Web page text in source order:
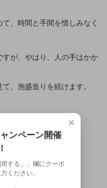
、時間と手間を惜しみなく
が、やはり、人の手はかか
、泡盛造りを続けます。
たちは
×
ンペーン開催
する」」欄にクーポ
ください。